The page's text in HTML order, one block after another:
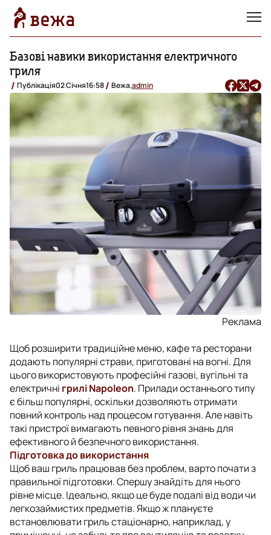
Базові навики використання електричного
гриля
Публікація02 Січня16:58 Вежа,admin
Реклама
Щоб розширити традиційне меню, кафе та ресторани
додають популярні страви, приготовані на вогні. Для
цього використовують професійні газові, вугільні та
електричні грилі Napoleon. Прилади останнього типу
є більш популярні, оскільки дозволяють отримати
повний контроль над процесом готування. Але навіть
такі пристрої вимагають певного рівня знань для
ефективного й безпечного використання.
Підготовка до використання
Щоб ваш гриль працював без проблем, варто почати з
правильної підготовки. Спершу знайдіть для нього
рівне місце. Ідеально, якщо це буде подалі від води чи
легкозаймистих предметів. Якщо ж плануєте
встановлювати гриль стаціонарно, наприклад, у